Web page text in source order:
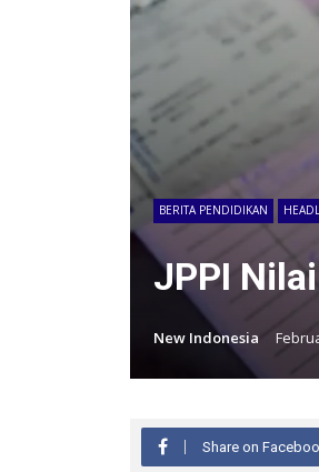
BERITA PENDIDIKAN
JPPI
New Indonesia
Share on